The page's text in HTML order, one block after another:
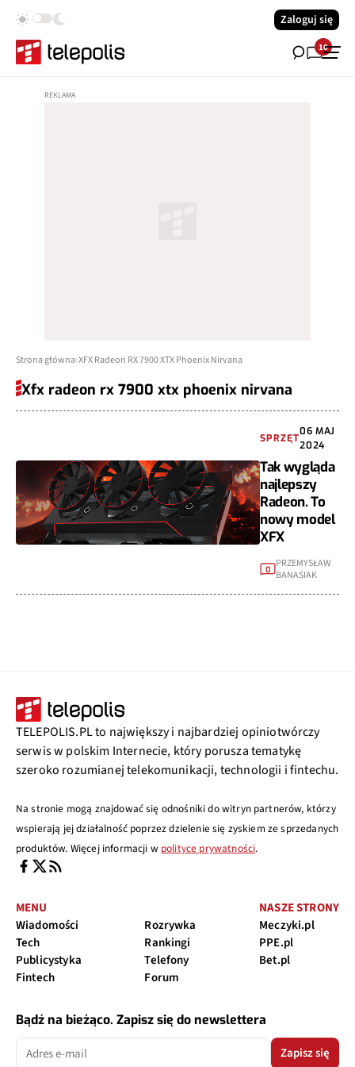
Zaloguj się
10
Strona główna XFX Radeon RX 7900 XTX Phoenix Nirvana
Xfx radeon rx 7900 xtx phoenix nirvana
SPRZĘT
06 MAJ
2024
Tak wygląda
najlepszy
Radeon. To
nowy model
XFX
0
PRZEMYSŁAW
BANASIAK
TELEPOLIS.PL to największy i najbardziej opiniotwórczy
serwis w polskim Internecie, który porusza tematykę
szeroko rozumianej telekomunikacji, technologii i fintechu.
Na stronie mogą znajdować się odnośniki do witryn partnerów, którzy
wspierają jej działalność poprzez dzielenie się zyskiem ze sprzedanych
produktów. Więcej informacji w polityce prywatności.
MENU
Wiadomości
Tech
Publicystyka
Fintech
Rozrywka
Rankingi
Telefony
Forum
NASZE STRONY
Meczyki.pl
PPE.pl
Bet.pl
Bądź na bieżąco. Zapisz się do newslettera
Zapisz się